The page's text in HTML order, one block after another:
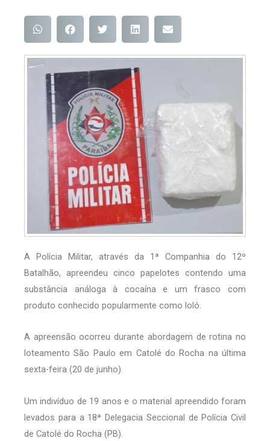
A Polícia Militar, através da 1ª Companhia do 12º
Batalhão, apreendeu cinco papelotes contendo uma
substância análoga à cocaína e um frasco com
produto conhecido popularmente como loló.
A apreensão ocorreu durante abordagem de rotina no
loteamento São Paulo em Catolé do Rocha na última
sexta-feira (20 de junho).
Um indivíduo de 19 anos e o material apreendido foram
levados para a 18ª Delegacia Seccional de Polícia Civil
de Catolé do Rocha (PB).